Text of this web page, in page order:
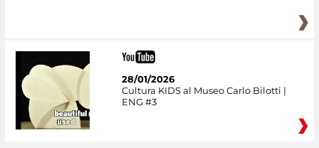
28/01/2026
Cultura KIDS al Museo Carlo Bilotti |
ENG #3